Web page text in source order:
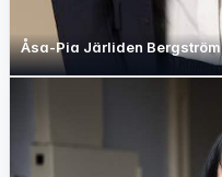
Åsa-Pia Järliden Bergström